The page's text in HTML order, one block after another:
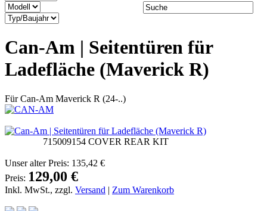
Can-Am | Seitentüren für
Ladefläche (Maverick R)
Für Can-Am Maverick R (24-..)
715009154 COVER REAR KIT
Unser alter Preis: 135,42 €
Preis: 129,00 €
Inkl. MwSt., zzgl. Versand | Zum Warenkorb